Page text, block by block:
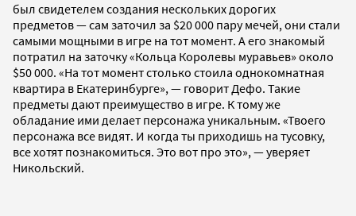
был свидетелем создания нескольких дорогих
предметов — сам заточил за $20 000 пару мечей, они стали
самыми мощными в игре на тот момент. А его знакомый
потратил на заточку «Кольца Королевы муравьев» около
$50 000. «На тот момент столько стоила однокомнатная
квартира в Екатеринбурге», — говорит Дефо. Такие
предметы дают преимущество в игре. К тому же
обладание ими делает персонажа уникальным. «Твоего
персонажа все видят. И когда ты приходишь на тусовку,
все хотят познакомиться. Это вот про это», — уверяет
Никольский.